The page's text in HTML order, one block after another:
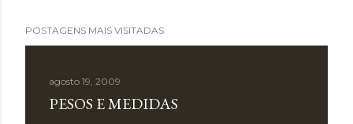
POSTAGENS MAIS VISITADAS
agosto 19, 2009
PESOS E MEDIDAS